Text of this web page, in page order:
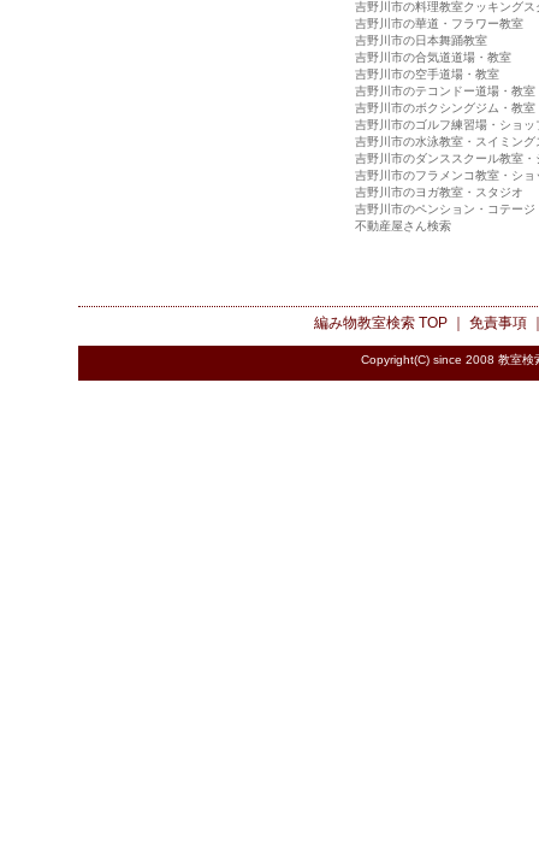
吉野川市の料理教室クッキングス
吉野川市の華道・フラワー教室
吉野川市の日本舞踊教室
吉野川市の合気道道場・教室
吉野川市の空手道場・教室
吉野川市のテコンドー道場・教室
吉野川市のボクシングジム・教室
吉野川市のゴルフ練習場・ショッ
吉野川市の水泳教室・スイミング
吉野川市のダンススクール教室・
吉野川市のフラメンコ教室・ショ
吉野川市のヨガ教室・スタジオ
吉野川市のペンション・コテージ
不動産屋さん検索
編み物教室検索TOP ｜ 免責事項
Copyright(C) since 2008 教室検